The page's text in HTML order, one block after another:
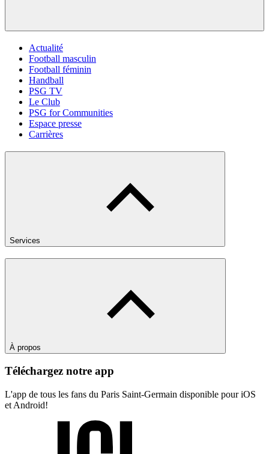
Actualité
Football masculin
Football féminin
Handball
PSG TV
Le Club
PSG for Communities
Espace presse
Carrières
Services
À propos
Téléchargez notre app
L'app de tous les fans du Paris Saint-Germain disponible pour iOS
et Android!